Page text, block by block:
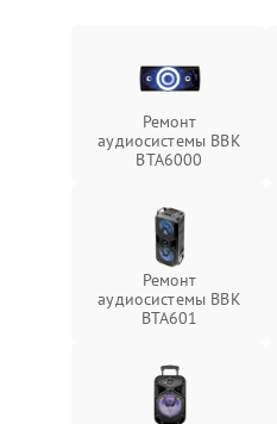
Ремонт
аудиосистемы BBK
BTA6000
Ремонт
аудиосистемы BBK
BTA601